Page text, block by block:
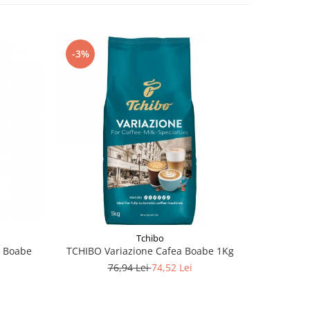
Boabe
-3%
Tchibo
TCHIBO Variazione Cafea Boabe 1Kg
76,94 Lei74,52 Lei